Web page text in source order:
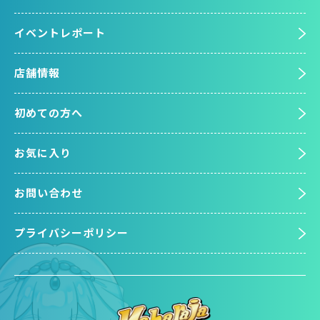
イベントレポート
店舗情報
初めての方へ
お気に入り
お問い合わせ
プライバシーポリシー